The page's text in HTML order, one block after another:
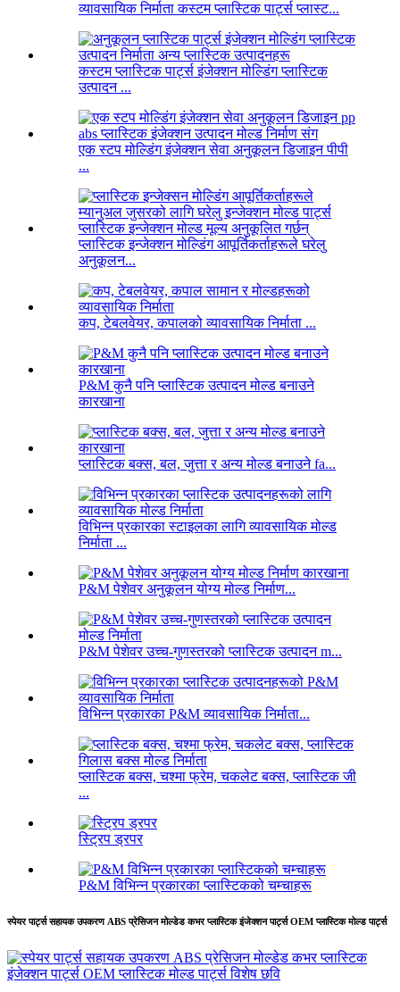
व्यावसायिक निर्माता कस्टम प्लास्टिक पार्ट्स प्लास्ट...
कस्टम प्लास्टिक पार्ट्स इंजेक्शन मोल्डिंग प्लास्टिक
उत्पादन ...
एक स्टप मोल्डिंग इंजेक्शन सेवा अनुकूलन डिजाइन पीपी
...
प्लास्टिक इन्जेक्शन मोल्डिंग आपूर्तिकर्ताहरूले घरेलु
अनुकूलन...
कप, टेबलवेयर, कपालको व्यावसायिक निर्माता ...
P&M कुनै पनि प्लास्टिक उत्पादन मोल्ड बनाउने
कारखाना
प्लास्टिक बक्स, बल, जुत्ता र अन्य मोल्ड बनाउने fa...
विभिन्न प्रकारका स्टाइलका लागि व्यावसायिक मोल्ड
निर्माता ...
P&M पेशेवर अनुकूलन योग्य मोल्ड निर्माण...
P&M पेशेवर उच्च-गुणस्तरको प्लास्टिक उत्पादन m...
विभिन्न प्रकारका P&M व्यावसायिक निर्माता...
प्लास्टिक बक्स, चश्मा फ्रेम, चकलेट बक्स, प्लास्टिक जी
...
स्ट्रिप ड्रपर
P&M विभिन्न प्रकारका प्लास्टिकको चम्चाहरू
स्पेयर पार्ट्स सहायक उपकरण ABS प्रेसिजन मोल्डेड कभर प्लास्टिक इंजेक्शन पार्ट्स OEM प्लास्टिक मोल्ड पार्ट्स